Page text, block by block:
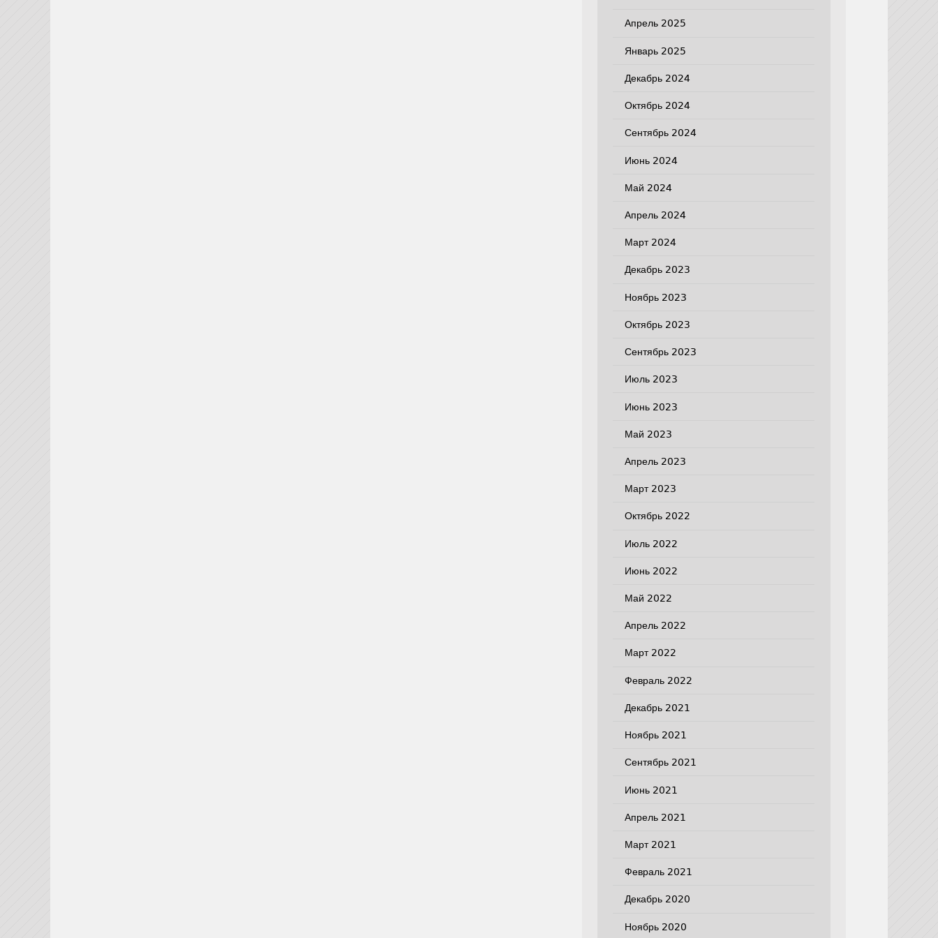
Апрель 2025
Январь 2025
Декабрь 2024
Октябрь 2024
Сентябрь 2024
Июнь 2024
Май 2024
Апрель 2024
Март 2024
Декабрь 2023
Ноябрь 2023
Октябрь 2023
Сентябрь 2023
Июль 2023
Июнь 2023
Май 2023
Апрель 2023
Март 2023
Октябрь 2022
Июль 2022
Июнь 2022
Май 2022
Апрель 2022
Март 2022
Февраль 2022
Декабрь 2021
Ноябрь 2021
Сентябрь 2021
Июнь 2021
Апрель 2021
Март 2021
Февраль 2021
Декабрь 2020
Ноябрь 2020